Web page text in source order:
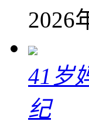
2026
41岁
纪